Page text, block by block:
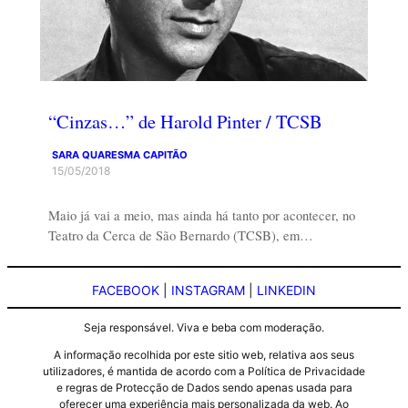
“Cinzas…” de Harold Pinter / TCSB
SARA QUARESMA CAPITÃO
15/05/2018
Maio já vai a meio, mas ainda há tanto por acontecer, no
Teatro da Cerca de São Bernardo (TCSB), em…
FACEBOOK INSTAGRAM LINKEDIN
Seja responsável. Viva e beba com moderação.
A informação recolhida por este sitio web, relativa aos seus
utilizadores, é mantida de acordo com a Política de Privacidade
e regras de Protecção de Dados sendo apenas usada para
oferecer uma experiência mais personalizada da web. Ao